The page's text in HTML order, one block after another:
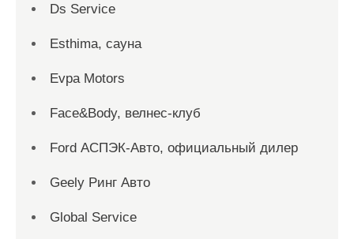
Ds Service
Esthima, сауна
Evpa Motors
Face&Body, велнес-клуб
Ford АСПЭК-Авто, официальный дилер
Geely Ринг Авто
Global Service